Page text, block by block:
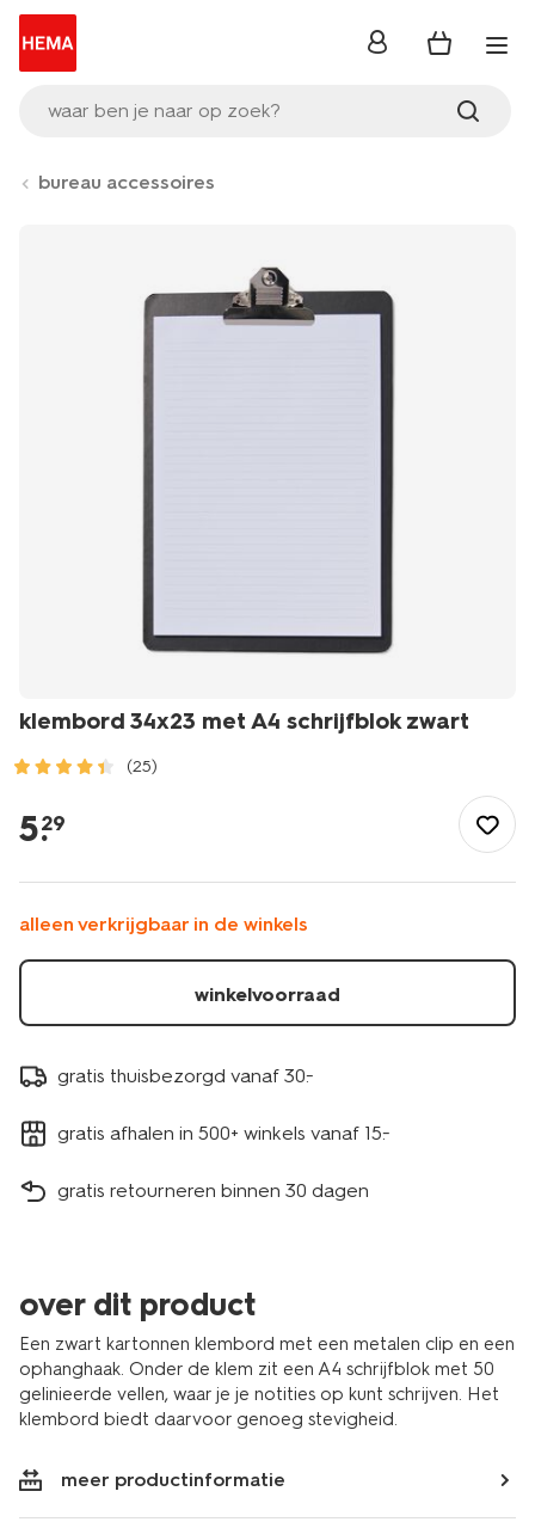
waar ben je naar op zoek?
inloggen
bureau accessoires
klembord 34x23 met A4 schrijfblok zwart
(25)
kantoor/bureau-
accessoires/klembord-
met-
a4-
schrijfblok-
zwart-
5.
29
alleen verkrijgbaar in de winkels
winkelvoorraad
gratis thuisbezorgd vanaf 30.-
gratis afhalen in 500+ winkels vanaf 15.-
gratis retourneren binnen 30 dagen
over dit product
Een zwart kartonnen klembord met een metalen clip en een
ophanghaak. Onder de klem zit een A4 schrijfblok met 50
gelinieerde vellen, waar je je notities op kunt schrijven. Het
klembord biedt daarvoor genoeg stevigheid.
meer productinformatie